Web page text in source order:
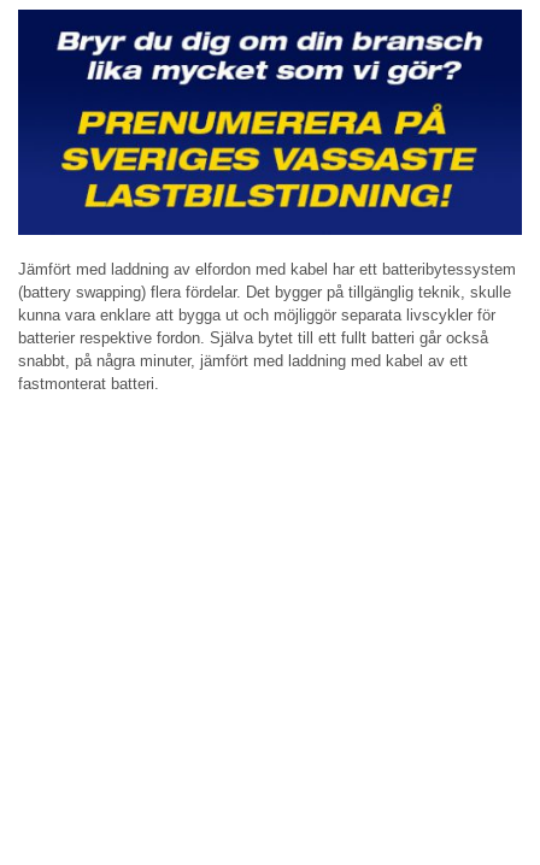
Jämfört med laddning av elfordon med kabel har ett batteribytessystem
(battery swapping) flera fördelar. Det bygger på tillgänglig teknik, skulle
kunna vara enklare att bygga ut och möjliggör separata livscykler för
batterier respektive fordon. Själva bytet till ett fullt batteri går också
snabbt, på några minuter, jämfört med laddning med kabel av ett
fastmonterat batteri.